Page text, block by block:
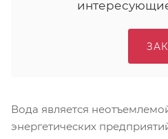
Вода является
энергетических